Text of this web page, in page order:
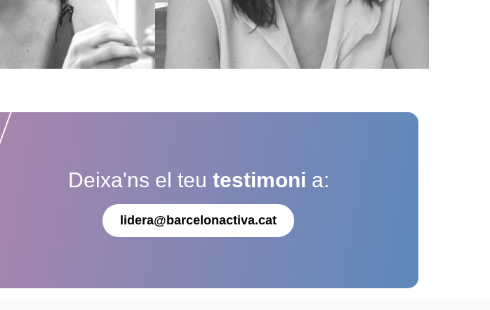
Deixa'ns el teu testimoni a:
lidera@barcelonactiva.cat